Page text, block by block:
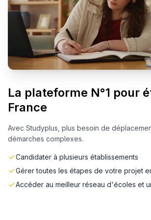
La plateforme N°1 pour
France
Avec Studyplus, plus besoin de
démarches complexes.
Candidater à plusieurs établissements
Gérer toutes les étapes de votre projet
Accéder au meilleur réseau d'écoles et